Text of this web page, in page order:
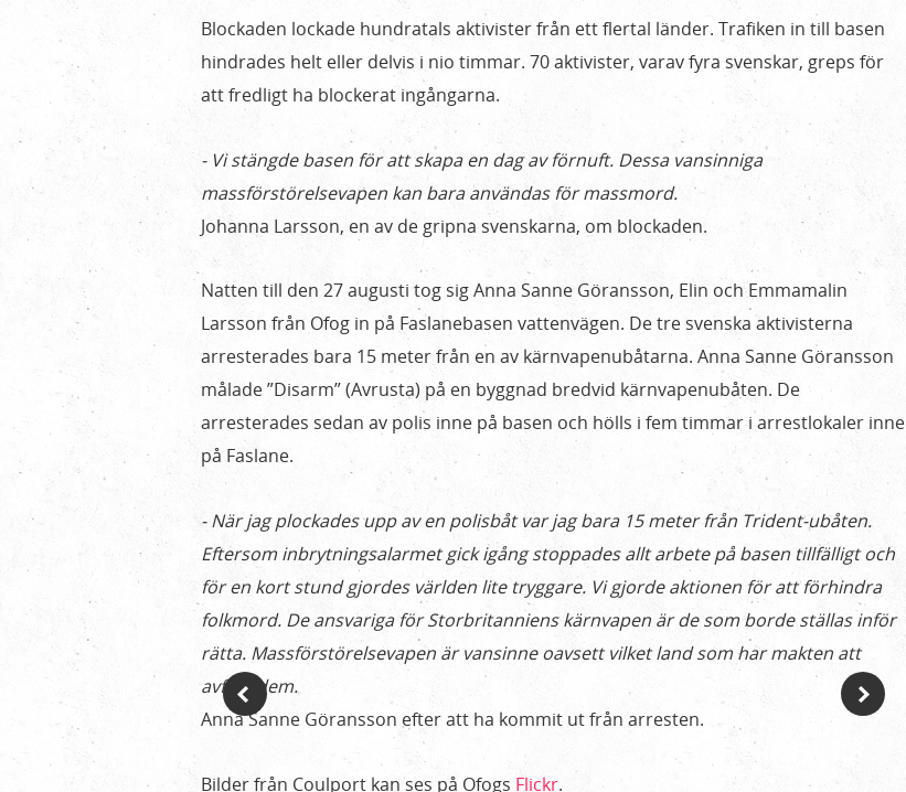
Blockaden lockade hundratals aktivister från ett flertal länder. Trafiken in till basen
hindrades helt eller delvis i nio timmar. 70 aktivister, varav fyra svenskar, greps för
att fredligt ha blockerat ingångarna.
- Vi stängde basen för att skapa en dag av förnuft. Dessa vansinniga
massförstörelsevapen kan bara användas för massmord.
Johanna Larsson, en av de gripna svenskarna, om blockaden.
Natten till den 27 augusti tog sig Anna Sanne Göransson, Elin och Emmamalin
Larsson från Ofog in på Faslanebasen vattenvägen. De tre svenska aktivisterna
arresterades bara 15 meter från en av kärnvapenubåtarna. Anna Sanne Göransson
målade ”Disarm” (Avrusta) på en byggnad bredvid kärnvapenubåten. De
arresterades sedan av polis inne på basen och hölls i fem timmar i arrestlokaler inne
på Faslane.
- När jag plockades upp av en polisbåt var jag bara 15 meter från Trident-ubåten.
Eftersom inbrytningsalarmet gick igång stoppades allt arbete på basen tillfälligt och
för en kort stund gjordes världen lite tryggare. Vi gjorde aktionen för att förhindra
folkmord. De ansvariga för Storbritanniens kärnvapen är de som borde ställas inför
rätta. Massförstörelsevapen är vansinne oavsett vilket land som har makten att
avfyra dem.
Anna Sanne Göransson efter att ha kommit ut från arresten.
Bilder från Coulport kan ses på Ofogs Flickr.